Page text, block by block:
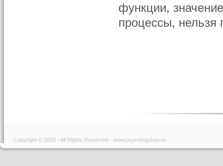
функции,
процессы, нельзя
Copyright © 2026 - All Rights Reserved - www.psyhologykey.ru